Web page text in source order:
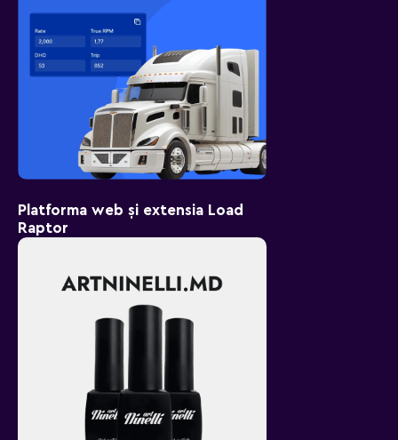
Platforma web și extensia Load
Raptor